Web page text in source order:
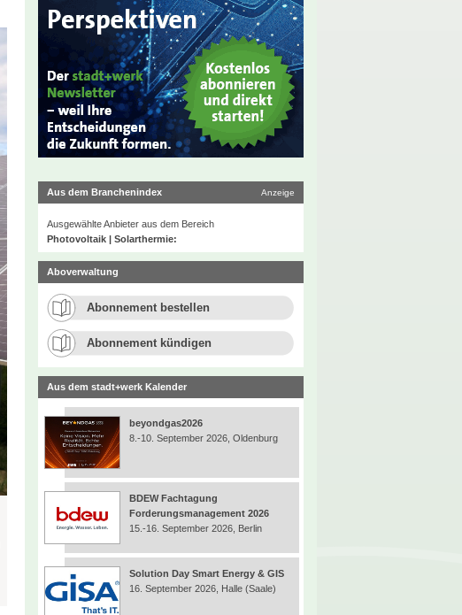
Aus dem Branchenindex Anzeige
Ausgewählte Anbieter aus dem Bereich
Photovoltaik | Solarthermie:
Aboverwaltung
Abonnement bestellen
Abonnement kündigen
Aus dem stadt+werk Kalender
beyondgas2026
8.-10. September 2026, Oldenburg
BDEW Fachtagung
Forderungsmanagement 2026
15.-16. September 2026, Berlin
Solution Day Smart Energy & GIS
16. September 2026, Halle (Saale)